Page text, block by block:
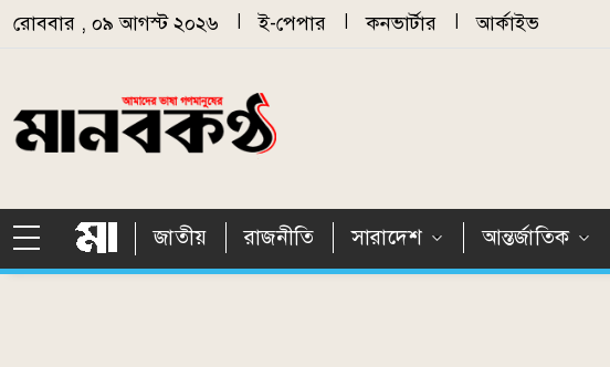
Skip to main content
রোববার , ০৯ আগস্ট ২০২৬ ই-পেপার কনভার্টার আর্কাইভ
জাতীয় রাজনীতি সারাদেশ আন্তর্জাতিক